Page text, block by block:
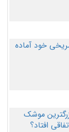
خود آماده
موشک